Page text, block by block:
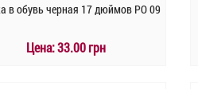
в обувь черная 17 дюймов PO 09
Цена:33.00 грн